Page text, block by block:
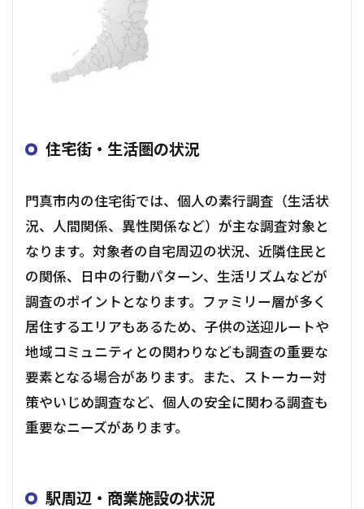
住宅街・生活圏の状況
門真市内の住宅街では、個人の素行調査（生活状
況、人間関係、異性関係など）が主な調査対象と
なります。対象者の自宅周辺の状況、近隣住民と
の関係、日中の行動パターン、生活リズムなどが
調査のポイントとなります。ファミリー層が多く
居住するエリアもあるため、子供の送迎ルートや
地域コミュニティとの関わりなども調査の重要な
要素となる場合があります。また、ストーカー対
策やいじめ調査など、個人の安全に関わる調査も
重要なニーズがあります。
駅周辺・商業施設の状況